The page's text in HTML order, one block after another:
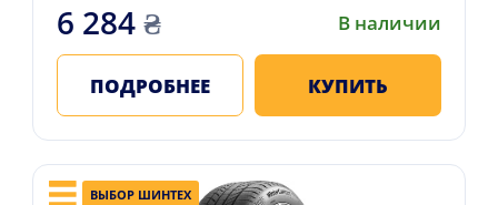
6 284₴ В наличии
ПОДРОБНЕЕ КУПИТЬ
ВЫБОР ШИНТЕХ